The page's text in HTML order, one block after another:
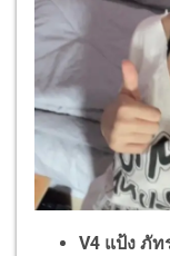
V4 แป้ง ภั